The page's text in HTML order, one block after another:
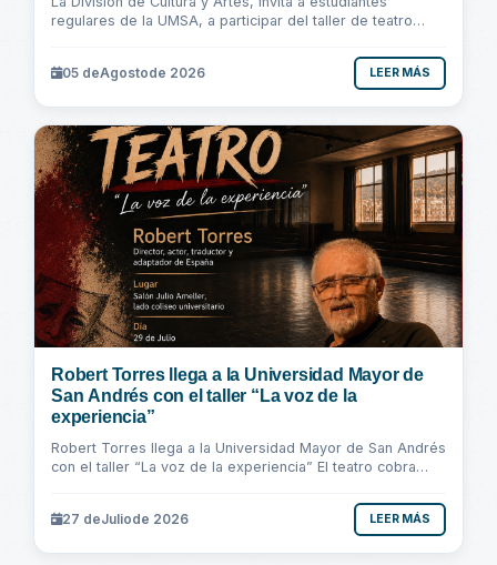
regulares de la UMSA, a participar del taller de teatro
05 deAgostode 2026 LEER MÁS
Robert Torres llega a la Universidad Mayor de
San Andrés con el taller “La voz de la
experiencia”
Robert Torres llega a la Universidad Mayor de San Andrés
con el taller “La voz de la experiencia” El teatro cobra
27 deJuliode 2026 LEER MÁS